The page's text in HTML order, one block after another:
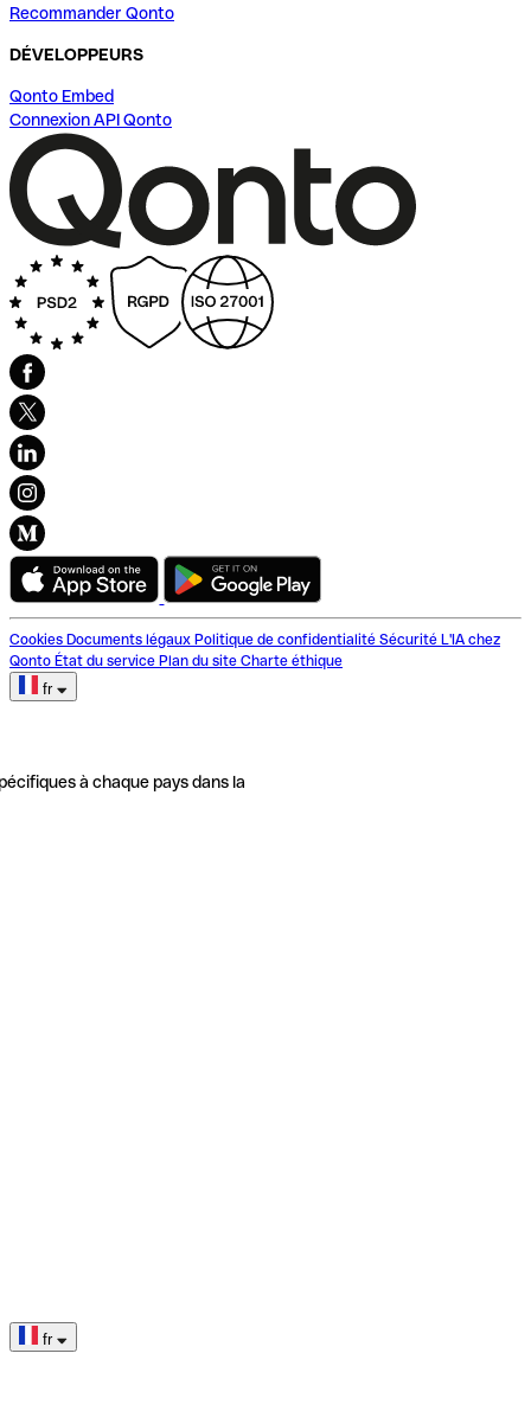
Recommander Qonto
DÉVELOPPEURS
Qonto Embed
Connexion API Qonto
Cookies Documents légaux Politique de confidentialité Sécurité L'IA chez
Qonto État du service Plan du site Charte éthique
fr
à chaque pays dans la
fr